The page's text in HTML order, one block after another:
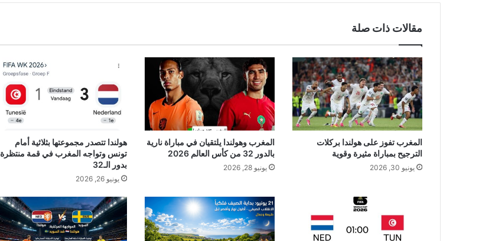
مقالات ذات صلة
المغرب تفوز على هولندا بركلات
الترجيح بمباراة مثيرة وقوية
يونيو 30, 2026
المغرب وهولندا يلتقيان في مباراة نارية
بالدور 32 من كأس العالم 2026
يونيو 28, 2026
هولندا تتصدر مجموعتها بثلاثية أمام
تونس وتواجه المغرب في قمة منتظرة
بدور الـ32
يونيو 26, 2026